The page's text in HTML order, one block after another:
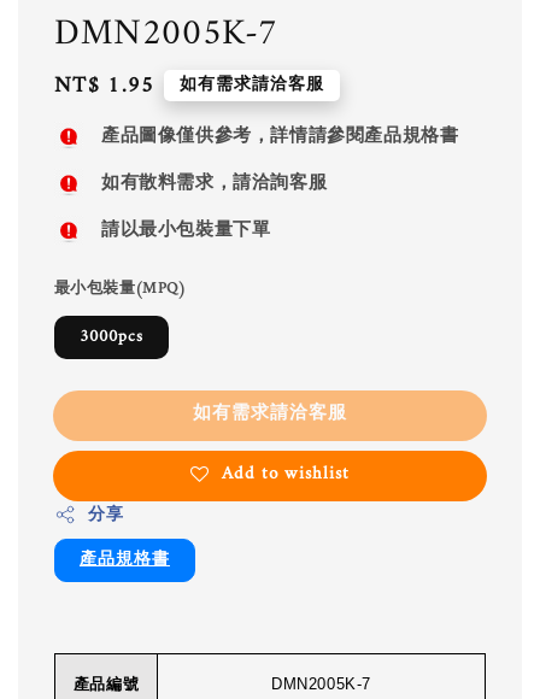
DMN2005K-7
Regular
price
NT$ 1.95 如有需求請洽客服
產品圖像僅供參考，詳情請參閱產品規格書
如有散料需求，請洽詢客服
請以最小包裝量下單
最小包裝量(MPQ)
3000pcs
如有需求請洽客服
Add to wishlist
分享
產品規格書
產品編號 DMN2005K-7